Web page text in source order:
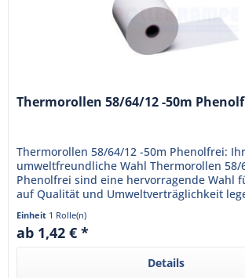
Thermorollen 58/64/12 -50m
Thermorollen 58/64/12 -50m Phenolfrei:
umweltfreundliche Wahl Thermorollen 58/
Phenolfrei sind eine hervorragende Wahl
auf Qualität und Umweltverträglichkeit
Einheit 1 Rolle(n)
ab 1,42 € *
Details